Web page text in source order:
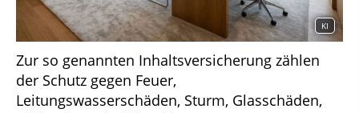
KI
Zur so genannten Inhaltsversicherung zählen
der Schutz gegen Feuer,
Leitungswasserschäden, Sturm, Glasschäden,